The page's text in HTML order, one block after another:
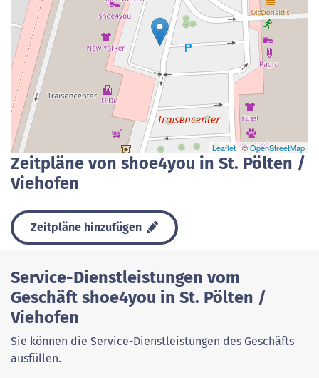
Leaflet| ©OpenStreetMap
Zeitpläne von shoe4you in St. Pölten /
Viehofen
Zeitpläne hinzufügen
Service-Dienstleistungen vom
Geschäft shoe4you in St. Pölten /
Viehofen
Sie können die Service-Dienstleistungen des Geschäfts
ausfüllen.